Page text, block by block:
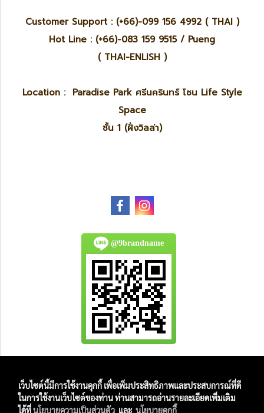
Customer Support : (+66)-099 156 4992 ( THAI )
Hot Line : (+66)-083 159 9515 / Pueng
( THAI-ENLISH )
Location : Paradise Park ศรีนครินทร์ โซน Life Style
Space
ชั้น 1 (ฝั่งวิลล่า)
@9brandname
And
All Photo in this website were taken by
เว็บไซต์นี้มีการใช้งานคุกกี้ เพื่อเพิ่มประสิทธิภาพและประสบการณ์ที่ดี
ในการใช้งานเว็บไซต์ของท่าน ท่านสามารถอ่านรายละเอียดเพิ่มเติม
ได้ที่นโยบายความเป็นส่วนตัว และ นโยบายคุกกี้